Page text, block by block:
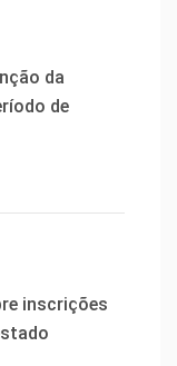
da
de
inscrições